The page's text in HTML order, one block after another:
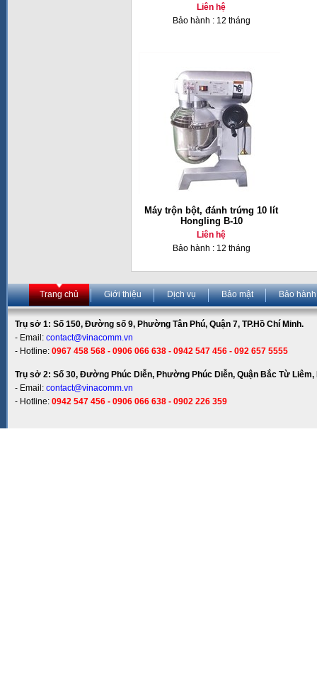
Liên hệ
Bảo hành : 12 tháng
Máy trộn bột, đánh trứng 10 lít
Hongling B-10
Liên hệ
Bảo hành : 12 tháng
Trang chủ Giới thiệu Dịch vụ Bảo mật Bảo hành
Trụ sở 1: Số 150, Đường số 9, Phường Tân Phú, Quận 7, TP.Hồ Chí Minh.
- Email: contact@vinacomm.vn
- Hotline: 0967 458 568 - 0906 066 638 - 0942 547 456 - 092 657 5555
Trụ sở 2: Số 30, Đường Phúc Diễn, Phường Phúc Diễn, Quận Bắc Từ Liêm,
- Email: contact@vinacomm.vn
- Hotline: 0942 547 456 - 0906 066 638 - 0902 226 359